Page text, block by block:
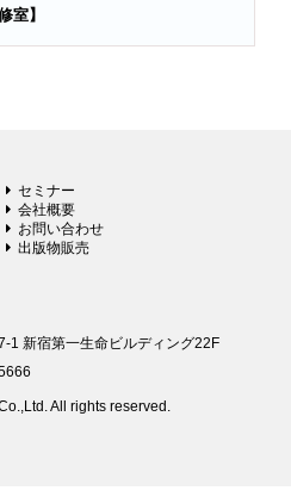
】
セミナー
会社概要
お問い合わせ
出版物販売
1 新宿第一生命ビルディング22F
All rights reserved.